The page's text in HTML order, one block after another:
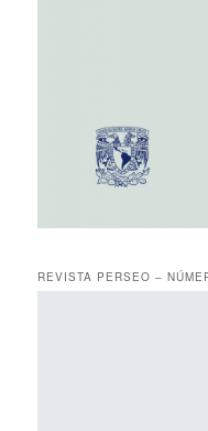
REVISTA PERSEO –